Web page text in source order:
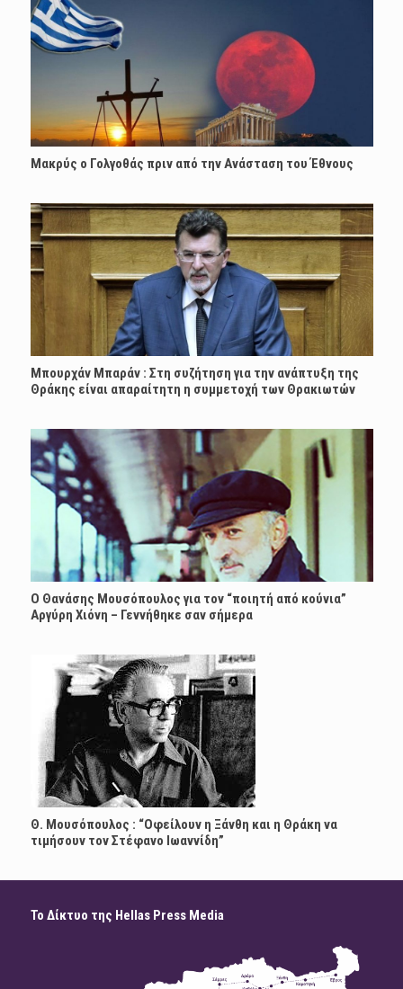
Μακρύς ο Γολγοθάς πριν από την Ανάσταση του Έθνους
Μπουρχάν Μπαράν : Στη συζήτηση για την ανάπτυξη της
Θράκης είναι απαραίτητη η συμμετοχή των Θρακιωτών
Ο Θανάσης Μουσόπουλος για τον “ποιητή από κούνια”
Αργύρη Χιόνη – Γεννήθηκε σαν σήμερα
Θ. Μουσόπουλος : “Οφείλουν η Ξάνθη και η Θράκη να
τιμήσουν τον Στέφανο Ιωαννίδη”
Το Δίκτυο της Hellas Press Media